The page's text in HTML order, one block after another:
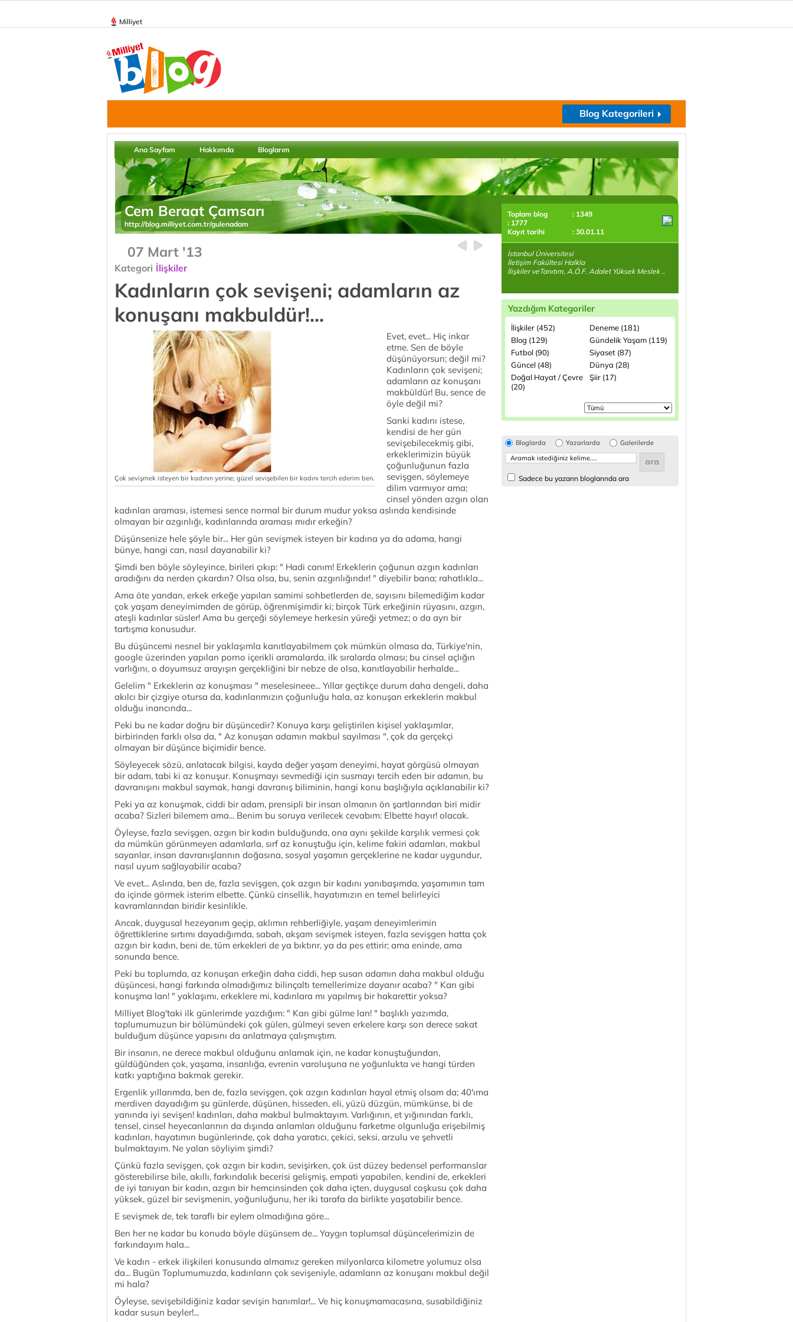
Milliyet
Blog Kategorileri
Ana Sayfam Hakkımda Bloglarım
Cem Beraat Çamsarı
http://blog.milliyet.com.tr/gulenadam
07 Mart '13
Kategori İlişkiler
Kadınların çok sevişeni; adamların az
konuşanı makbuldür!...
Çok sevişmek isteyen bir kadının yerine; güzel sevişebilen bir kadını tercih ederim ben.
Evet, evet... Hiç inkar
etme. Sen de böyle
düşünüyorsun; değil mi?
Kadınların çok sevişeni;
adamların az konuşanı
makbüldür! Bu, sence de
öyle değil mi?
Sanki kadını istese,
kendisi de her gün
sevişebilecekmiş gibi,
erkeklerimizin büyük
çoğunluğunun fazla
sevişgen, söylemeye
dilim varmıyor ama;
cinsel yönden azgın olan
kadınları araması, istemesi sence normal bir durum mudur yoksa aslında kendisinde
olmayan bir azgınlığı, kadınlarında araması mıdır erkeğin?
Düşünsenize hele şöyle bir... Her gün sevişmek isteyen bir kadına ya da adama, hangi
bünye, hangi can, nasıl dayanabilir ki?
Şimdi ben böyle söyleyince, birileri çıkıp: " Hadi canım! Erkeklerin çoğunun azgın kadınları
aradığını da nerden çıkardın? Olsa olsa, bu, senin azgınlığındır! " diyebilir bana; rahatlıkla...
Ama öte yandan, erkek erkeğe yapılan samimi sohbetlerden de, sayısını bilemediğim kadar
çok yaşam deneyimimden de görüp, öğrenmişimdir ki; birçok Türk erkeğinin rüyasını, azgın,
ateşli kadınlar süsler! Ama bu gerçeği söylemeye herkesin yüreği yetmez; o da ayrı bir
tartışma konusudur.
Bu düşüncemi nesnel bir yaklaşımla kanıtlayabilmem çok mümkün olmasa da, Türkiye'nin,
google üzerinden yapılan porno içerikli aramalarda, ilk sıralarda olması; bu cinsel açlığın
varlığını, o doyumsuz arayışın gerçekliğini bir nebze de olsa, kanıtlayabilir herhalde...
Gelelim " Erkeklerin az konuşması " meselesineee... Yıllar geçtikçe durum daha dengeli, daha
akılcı bir çizgiye otursa da, kadınlarımızın çoğunluğu hala, az konuşan erkeklerin makbul
olduğu inancında...
Peki bu ne kadar doğru bir düşüncedir? Konuya karşı geliştirilen kişisel yaklaşımlar,
birbirinden farklı olsa da, " Az konuşan adamın makbul sayılması ", çok da gerçekçi
olmayan bir düşünce biçimidir bence.
Söyleyecek sözü, anlatacak bilgisi, kayda değer yaşam deneyimi, hayat görgüsü olmayan
bir adam, tabi ki az konuşur. Konuşmayı sevmediği için susmayı tercih eden bir adamın, bu
davranışını makbul saymak, hangi davranış biliminin, hangi konu başlığıyla açıklanabilir ki?
Peki ya az konuşmak, ciddi bir adam, prensipli bir insan olmanın ön şartlarından biri midir
acaba? Sizleri bilemem ama... Benim bu soruya verilecek cevabım: Elbette hayır! olacak.
Öyleyse, fazla sevişgen, azgın bir kadın bulduğunda, ona aynı şekilde karşılık vermesi çok
da mümkün görünmeyen adamlarla, sırf az konuştuğu için, kelime fakiri adamları, makbul
sayanlar, insan davranışlarının doğasına, sosyal yaşamın gerçeklerine ne kadar uygundur,
nasıl uyum sağlayabilir acaba?
Ve evet... Aslında, ben de, fazla sevişgen, çok azgın bir kadını yanıbaşımda, yaşamımın tam
da içinde görmek isterim elbette. Çünkü cinsellik, hayatımızın en temel belirleyici
kavramlarından biridir kesinlikle.
Ancak, duygusal hezeyanım geçip, aklımın rehberliğiyle, yaşam deneyimlerimin
öğrettiklerine sırtımı dayadığımda, sabah, akşam sevişmek isteyen, fazla sevişgen hatta çok
azgın bir kadın, beni de, tüm erkekleri de ya bıktırır, ya da pes ettirir; ama eninde, ama
sonunda bence.
Peki bu toplumda, az konuşan erkeğin daha ciddi, hep susan adamın daha makbul olduğu
düşüncesi, hangi farkında olmadığımız bilinçaltı temellerimize dayanır acaba? " Karı gibi
konuşma lan! " yaklaşımı, erkeklere mi, kadınlara mı yapılmış bir hakarettir yoksa?
Milliyet Blog'taki ilk günlerimde yazdığım: " Karı gibi gülme lan! " başlıklı yazımda,
toplumumuzun bir bölümündeki çok gülen, gülmeyi seven erkelere karşı son derece sakat
bulduğum düşünce yapısını da anlatmaya çalışmıştım.
Bir insanın, ne derece makbul olduğunu anlamak için, ne kadar konuştuğundan,
güldüğünden çok, yaşama, insanlığa, evrenin varoluşuna ne yoğunlukta ve hangi türden
katkı yaptığına bakmak gerekir.
Ergenlik yıllarımda, ben de, fazla sevişgen, çok azgın kadınları hayal etmiş olsam da; 40'ıma
merdiven dayadığım şu günlerde, düşünen, hisseden, eli, yüzü düzgün, mümkünse, bi de
yanında iyi sevişen! kadınları, daha makbul bulmaktayım. Varlığının, et yığınından farklı,
tensel, cinsel heyecanlarının da dışında anlamları olduğunu farketme olgunluğa erişebilmiş
kadınları, hayatımın bugünlerinde, çok daha yaratıcı, çekici, seksi, arzulu ve şehvetli
bulmaktayım. Ne yalan söyliyim şimdi?
Çünkü fazla sevişgen, çok azgın bir kadın, sevişirken, çok üst düzey bedensel performanslar
gösterebilirse bile, akıllı, farkındalık becerisi gelişmiş, empati yapabilen, kendini de, erkekleri
de iyi tanıyan bir kadın, azgın bir hemcinsinden çok daha içten, duygusal coşkusu çok daha
yüksek, güzel bir sevişmenin, yoğunluğunu, her iki tarafa da birlikte yaşatabilir bence.
E sevişmek de, tek taraflı bir eylem olmadığına göre...
Ben her ne kadar bu konuda böyle düşünsem de... Yaygın toplumsal düşüncelerimizin de
farkındayım hala...
Ve kadın - erkek ilişkileri konusunda almamız gereken milyonlarca kilometre yolumuz olsa
da... Bugün Toplumumuzda, kadınların çok sevişeniyle, adamların az konuşanı makbul değil
mi hala?
Öyleyse, sevişebildiğiniz kadar sevişin hanımlar!... Ve hiç konuşmamacasına, susabildiğiniz
kadar susun beyler!...
Toplam blog
: 1349
: 1777
Kayıt tarihi
: 30.01.11
İstanbul Üniversitesi
İletişim Fakültesi Halkla
İlişkiler veTanıtım, A.Ö.F. Adalet Yüksek Meslek ..
Yazdığım Kategoriler
İlişkiler (452)
Deneme (181)
Blog (129)
Gündelik Yaşam (119)
Futbol (90)
Siyaset (87)
Güncel (48)
Dünya (28)
Doğal Hayat / Çevre
(20)
Şiir (17)
Bloglarda Yazarlarda Galerilerde
Sadece bu yazarın bloglarında ara